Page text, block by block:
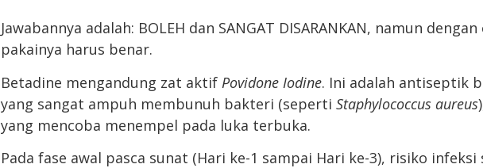
Jawabannya adalah: BOLEH dan SANGAT DISARANKAN, namun
pakainya harus benar.
Betadine mengandung zat aktif Povidone Iodine. Ini adalah antiseptik
yang sangat ampuh membunuh bakteri (seperti Staphylococcus aureus
yang mencoba menempel pada luka terbuka.
Pada fase awal pasca sunat (Hari ke-1 sampai Hari ke-3), risiko